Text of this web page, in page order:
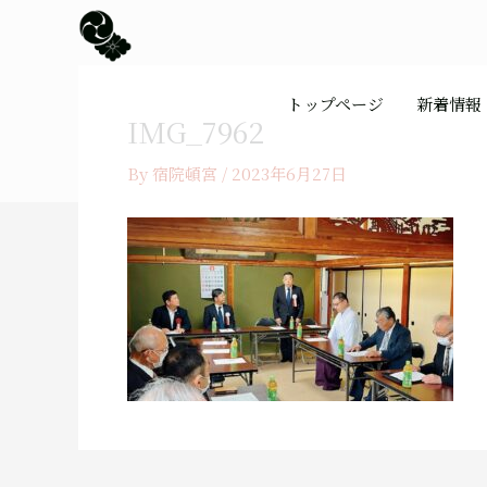
トップページ 新着情報
IMG_7962
By 宿院頓宮 / 2023年6月27日